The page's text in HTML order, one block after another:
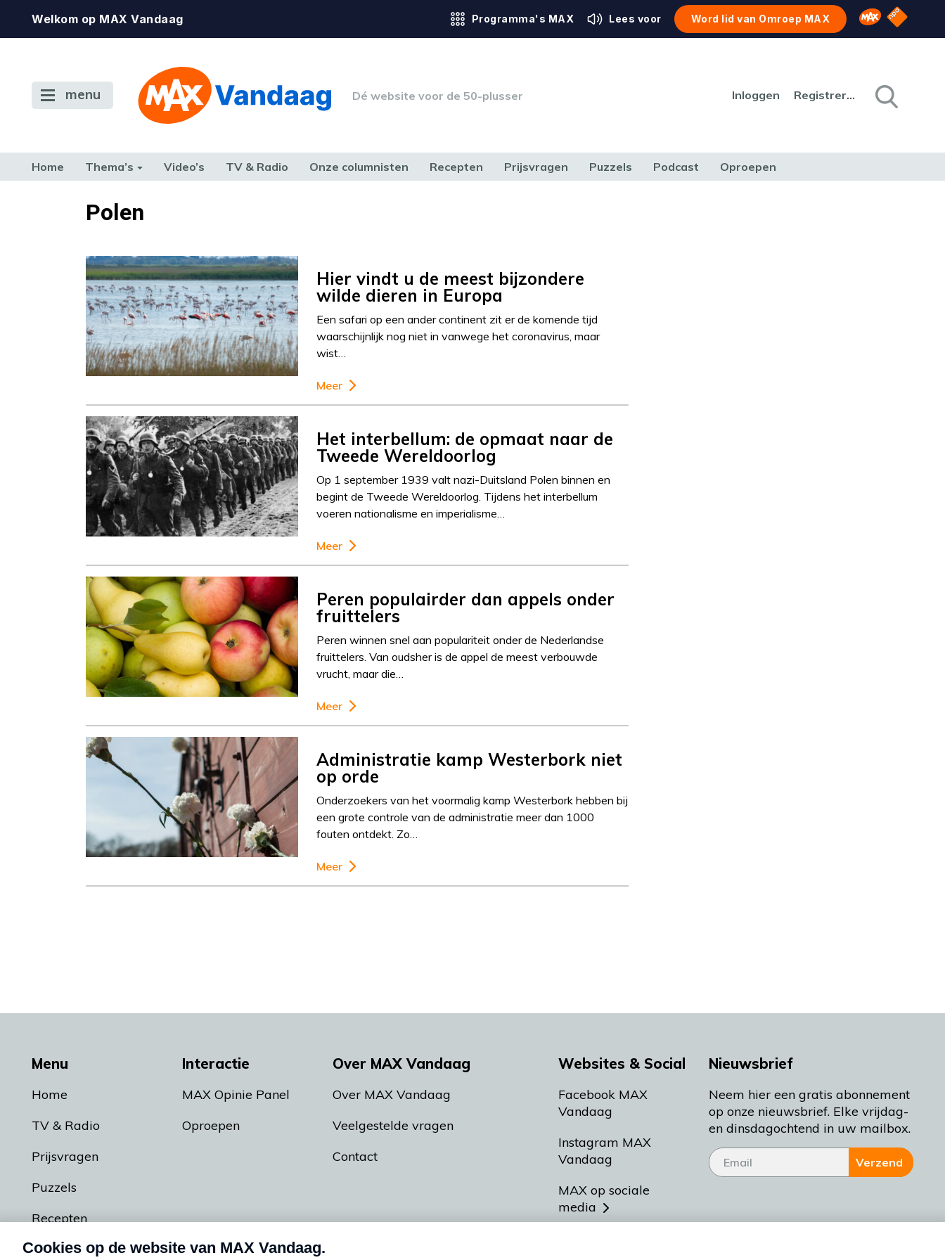
Welkom op MAX Vandaag Programma's MAX Lees voor Word lid van Omroep MAX Omroep MAX
NPO
menu Dé website voor de 50-plusser Inloggen Registreren
Home Thema’s Video’s TV & Radio Onze columnisten Recepten Prijsvragen Puzzels Podcast Oproepen
TERUG NAAR TOENPolen
Hier vindt u de meest bijzondere
wilde dieren in Europa
Een safari op een ander continent zit er de komende tijd
waarschijnlijk nog niet in vanwege het coronavirus, maar
wist…
Meer
Het interbellum: de opmaat naar de
Tweede Wereldoorlog
Op 1 september 1939 valt nazi-Duitsland Polen binnen en
begint de Tweede Wereldoorlog. Tijdens het interbellum
voeren nationalisme en imperialisme…
Meer
Peren populairder dan appels onder
fruittelers
Peren winnen snel aan populariteit onder de Nederlandse
fruittelers. Van oudsher is de appel de meest verbouwde
vrucht, maar die…
Meer
Administratie kamp Westerbork niet
op orde
Onderzoekers van het voormalig kamp Westerbork hebben bij
een grote controle van de administratie meer dan 1000
fouten ontdekt. Zo…
Meer
Menu
Home
TV & Radio
Prijsvragen
Puzzels
Recepten
Podcasts
Interactie
MAX Opinie Panel
Oproepen
Over MAX Vandaag
Over MAX Vandaag
Veelgestelde vragen
Contact
Websites & Social
Facebook MAX
Vandaag
Instagram MAX
Vandaag
MAX op sociale
media
Nieuwsbrief
Neem hier een gratis abonnement
op onze nieuwsbrief. Elke vrijdag-
en dinsdagochtend in uw mailbox.
Verzend